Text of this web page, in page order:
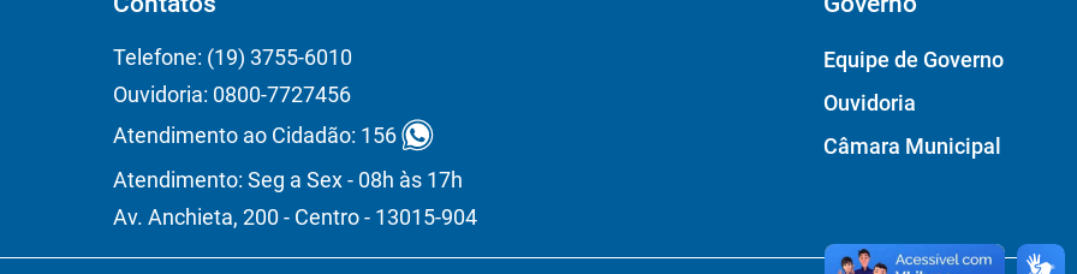
Telefone: (19) 3755-6010
Ouvidoria: 0800-7727456
Atendimento ao Cidadão: 156
Atendimento: Seg a Sex - 08h às 17h
Av. Anchieta, 200 - Centro - 13015-904
Equipe de Governo
Ouvidoria
Câmara Municipal